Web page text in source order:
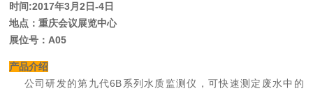
时间:2017年3月2日-4日
地点：重庆会议展览中心
展位号：A05
产品介绍
公司研发的第九代6B系列水质监测仪，可快速测定废水中的